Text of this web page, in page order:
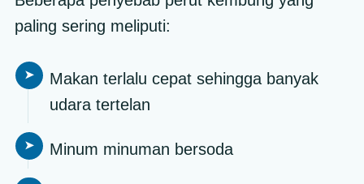
paling sering meliputi:
Makan terlalu cepat sehingga banyak
udara tertelan
Minum minuman bersoda